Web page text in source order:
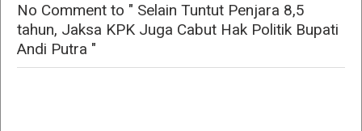
No Comment to " Selain Tuntut Penjara 8,5
tahun, Jaksa KPK Juga Cabut Hak Politik Bupati
Andi Putra "